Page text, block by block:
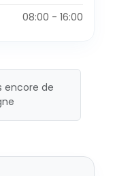
08:00 - 16:00
encore de